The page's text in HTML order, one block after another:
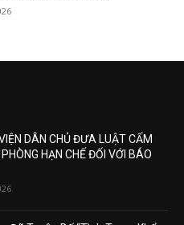
DÂN CHỦ ĐƯA LUẬT CẤM
HẠN CHẾ ĐỐI VỚI BÁO